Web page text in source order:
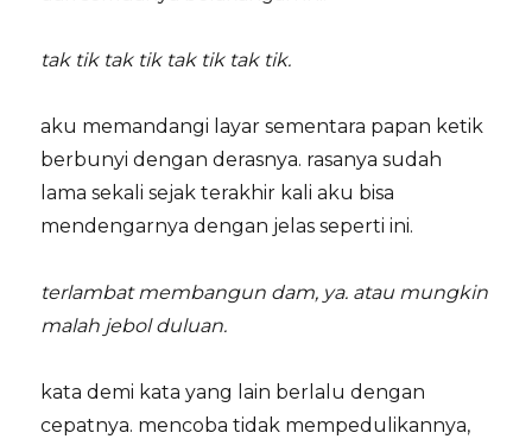
tak tik tak tik tak tik tak tik.
aku memandangi layar sementara papan ketik
berbunyi dengan derasnya. rasanya sudah
lama sekali sejak terakhir kali aku bisa
mendengarnya dengan jelas seperti ini.
terlambat membangun dam, ya. atau mungkin
malah jebol duluan.
kata demi kata yang lain berlalu dengan
cepatnya. mencoba tidak mempedulikannya,